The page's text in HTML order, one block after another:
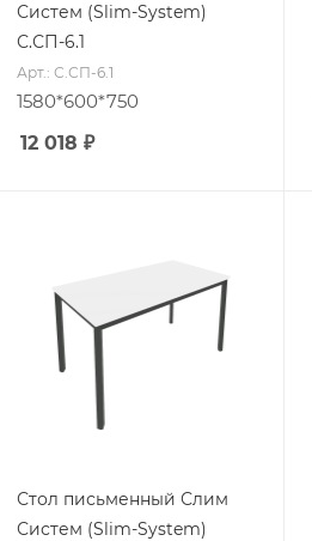
Систем (Slim-System)
С.СП-6.1
Арт.: С.СП-6.1
1580*600*750
12 018 ₽
Стол письменный Слим
Систем (Slim-System)